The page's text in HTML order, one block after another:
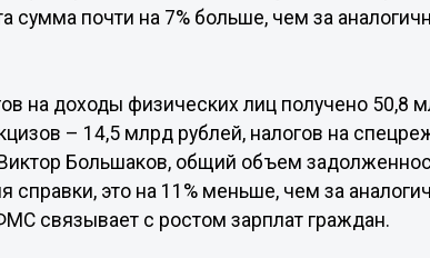
сумма почти на 7% больше, чем за
на доходы физических лиц получено 50,8
– 14,5 млрд рублей, налогов на
Большаков, общий объем
справки, это на 11% меньше, чем за
связывает с ростом зарплат граждан.